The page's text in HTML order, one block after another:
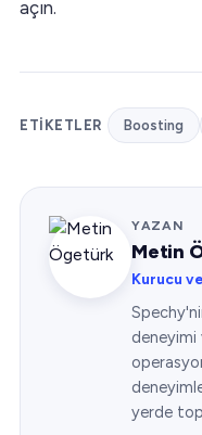
açın.
ETIKETLER Boosting
YAZAN
Metin
Kurucu
deneyimi
yerde